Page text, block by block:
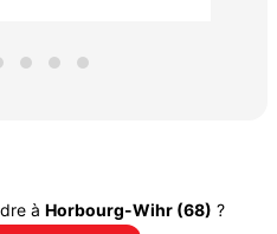
à Horbourg-Wihr (68) ?